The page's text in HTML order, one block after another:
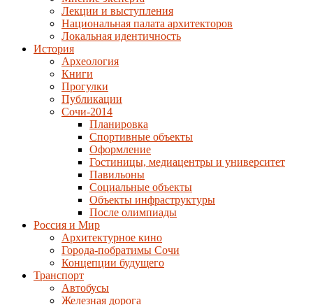
Лекции и выступления
Национальная палата архитекторов
Локальная идентичность
История
Археология
Книги
Прогулки
Публикации
Сочи-2014
Планировка
Спортивные объекты
Оформление
Гостиницы, медиацентры и университет
Павильоны
Социальные объекты
Объекты инфраструктуры
После олимпиады
Россия и Мир
Архитектурное кино
Города-побратимы Сочи
Концепции будущего
Транспорт
Автобусы
Железная дорога